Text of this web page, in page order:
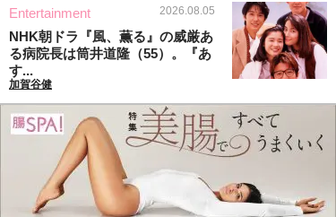
Entertainment 2026.08.05
NHK朝ドラ『風、薫る』の威厳あ
る病院長は筒井道隆（55）。『あ
す...
加賀谷健